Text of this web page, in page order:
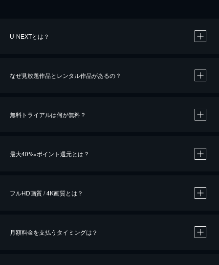
U-NEXTとは？
なぜ見放題作品とレンタル作品があるの？
無料トライアルは何が無料？
最大40%※ポイント還元とは？
※40％ポイント還元の対象は、クレジットカード決済による作品の購入 / レンタルです。
iOSアプリのUコイン決済による作品の購入 / レンタルは、20％のポイント還元です。
フルHD画質 / 4K画質とは？
月額料金を支払うタイミングは？